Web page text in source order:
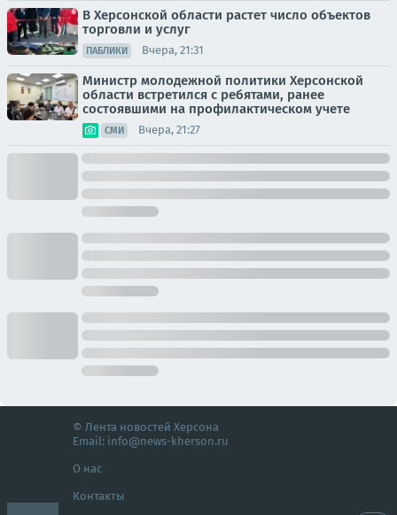
В Херсонской области растет число объектов
торговли и услуг
ПАБЛИКИ Вчера, 21:31
Министр молодежной политики Херсонской
области встретился с ребятами, ранее
состоявшими на профилактическом учете
СМИ Вчера, 21:27
© Лента новостей Херсона
Email: info@news-kherson.ru
О нас
Контакты